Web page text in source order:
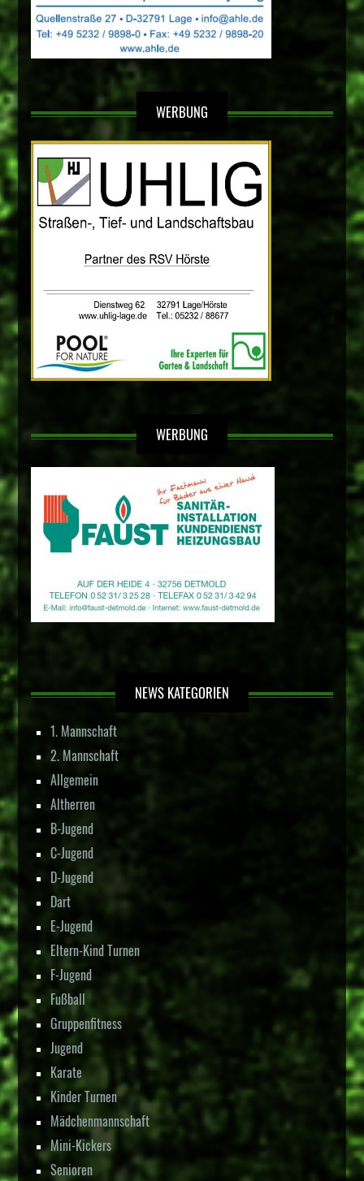
WERBUNG
WERBUNG
NEWS KATEGORIEN
1. Mannschaft
2. Mannschaft
Allgemein
Altherren
B-Jugend
C-Jugend
D-Jugend
Dart
E-Jugend
Eltern-Kind Turnen
F-Jugend
Fußball
Gruppenfitness
Jugend
Karate
Kinder Turnen
Mädchenmannschaft
Mini-Kickers
Senioren